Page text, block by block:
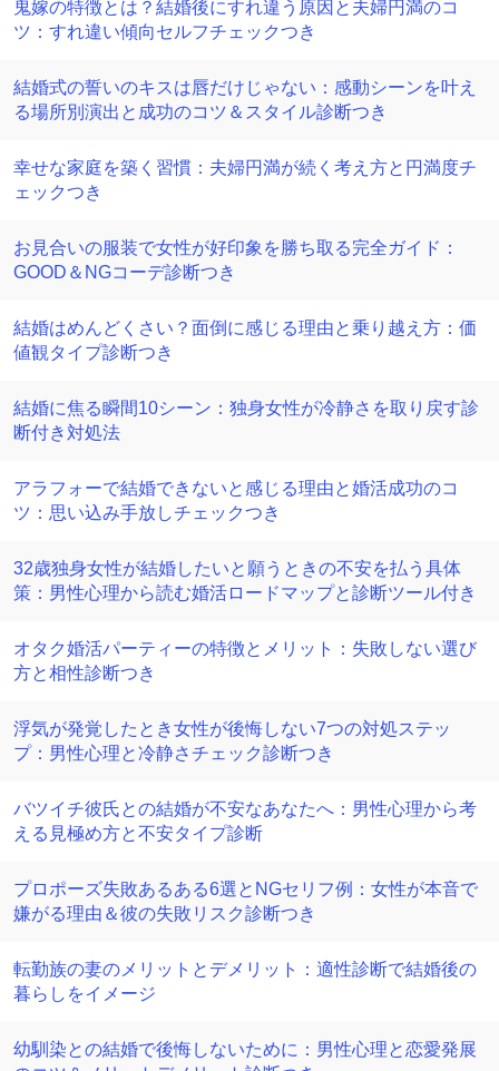
鬼嫁の特徴とは？結婚後にすれ違う原因と夫婦円満のコ
ツ：すれ違い傾向セルフチェックつき
結婚式の誓いのキスは唇だけじゃない：感動シーンを叶え
る場所別演出と成功のコツ＆スタイル診断つき
幸せな家庭を築く習慣：夫婦円満が続く考え方と円満度チ
ェックつき
お見合いの服装で女性が好印象を勝ち取る完全ガイド：
GOOD＆NGコーデ診断つき
結婚はめんどくさい？面倒に感じる理由と乗り越え方：価
値観タイプ診断つき
結婚に焦る瞬間10シーン：独身女性が冷静さを取り戻す診
断付き対処法
アラフォーで結婚できないと感じる理由と婚活成功のコ
ツ：思い込み手放しチェックつき
32歳独身女性が結婚したいと願うときの不安を払う具体
策：男性心理から読む婚活ロードマップと診断ツール付き
オタク婚活パーティーの特徴とメリット：失敗しない選び
方と相性診断つき
浮気が発覚したとき女性が後悔しない7つの対処ステッ
プ：男性心理と冷静さチェック診断つき
バツイチ彼氏との結婚が不安なあなたへ：男性心理から考
える見極め方と不安タイプ診断
プロポーズ失敗あるある6選とNGセリフ例：女性が本音で
嫌がる理由＆彼の失敗リスク診断つき
転勤族の妻のメリットとデメリット：適性診断で結婚後の
暮らしをイメージ
幼馴染との結婚で後悔しないために：男性心理と恋愛発展